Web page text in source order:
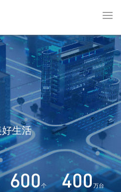
生活
600个
400万台